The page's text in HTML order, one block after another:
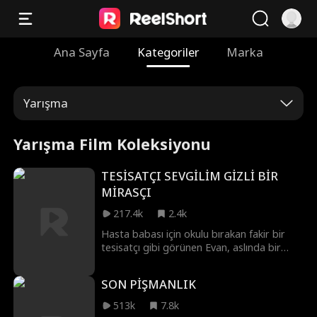
Ana Sayfa Kategoriler Marka
Yarışma
Yarışma Film Koleksiyonu
TESİSATÇI SEVGİLİM GİZLİ BİR
MİRASÇI
217.4k
2.4k
Hasta babası için okulu bırakan fakir bir
tesisatçı gibi görünen Evan, aslında bir
okulun gözdesi Serena ile tanışır ve
ailesince reddedilen kıza kucak açar. İkili,
sorunlarını aşmak için sahte bir ilişkiye
SON PİŞMANLIK
513k
7.8k